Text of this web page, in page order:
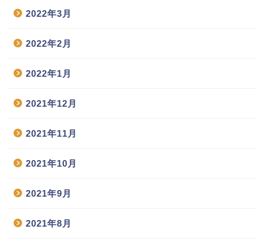
2022年3月
2022年2月
2022年1月
2021年12月
2021年11月
2021年10月
2021年9月
2021年8月